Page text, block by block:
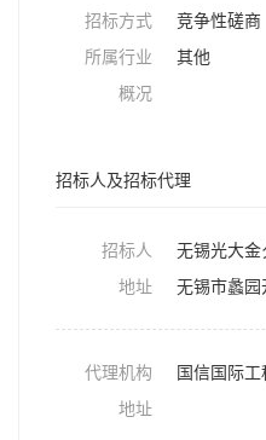
招标方式
竞争性磋商
所属行业
其他
概况
招标人及招标代理
招标人
无锡光大金
地址
无锡市蠡
代理机构
国信国际
地址